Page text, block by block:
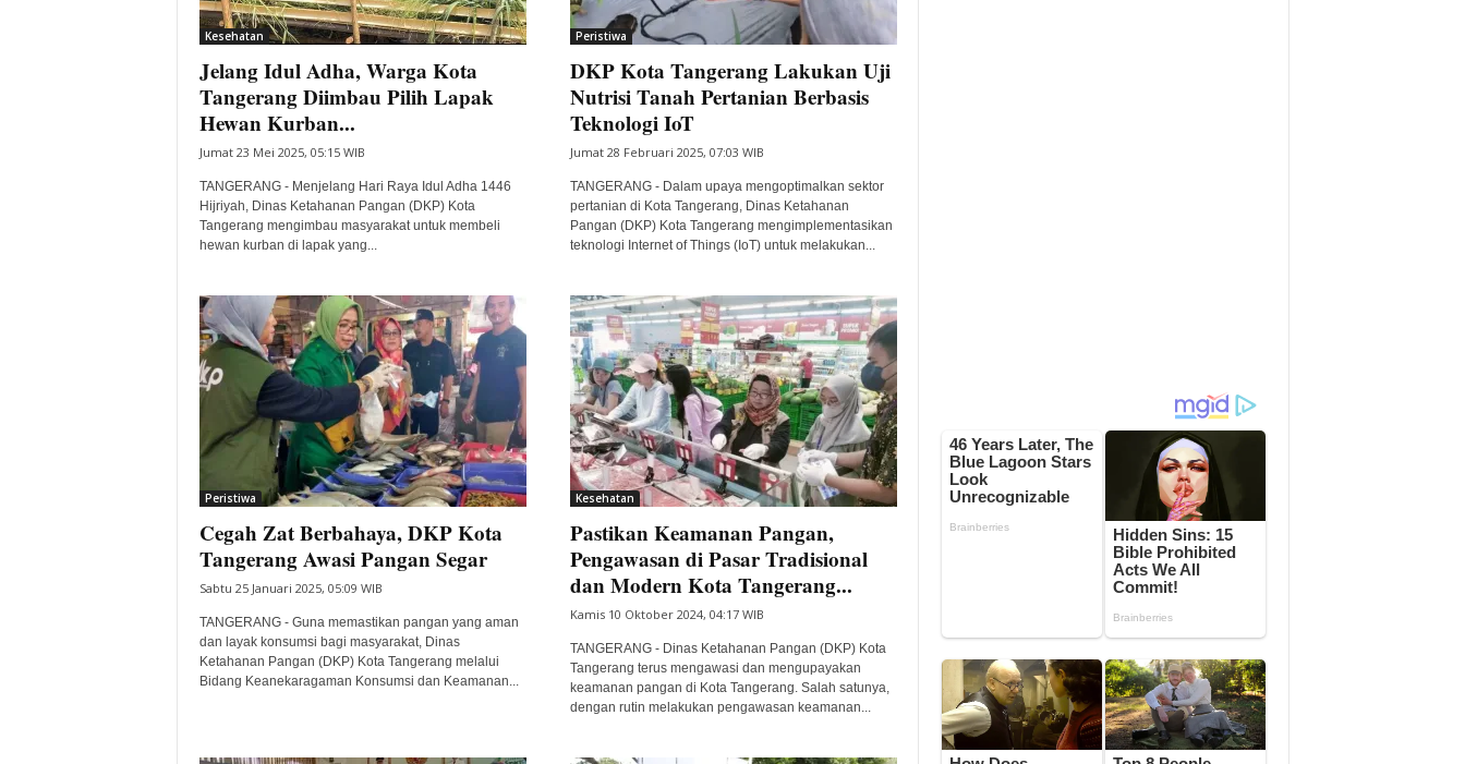
Kesehatan
Jelang Idul Adha, Warga Kota
Tangerang Diimbau Pilih Lapak
Hewan Kurban...
Jumat 23 Mei 2025, 05:15 WIB
TANGERANG - Menjelang Hari Raya Idul Adha 1446
Hijriyah, Dinas Ketahanan Pangan (DKP) Kota
Tangerang mengimbau masyarakat untuk membeli
hewan kurban di lapak yang...
Peristiwa
DKP Kota Tangerang Lakukan Uji
Nutrisi Tanah Pertanian Berbasis
Teknologi IoT
Jumat 28 Februari 2025, 07:03 WIB
TANGERANG - Dalam upaya mengoptimalkan sektor
pertanian di Kota Tangerang, Dinas Ketahanan
Pangan (DKP) Kota Tangerang mengimplementasikan
teknologi Internet of Things (IoT) untuk melakukan...
Peristiwa
Cegah Zat Berbahaya, DKP Kota
Tangerang Awasi Pangan Segar
Sabtu 25 Januari 2025, 05:09 WIB
TANGERANG - Guna memastikan pangan yang aman
dan layak konsumsi bagi masyarakat, Dinas
Ketahanan Pangan (DKP) Kota Tangerang melalui
Bidang Keanekaragaman Konsumsi dan Keamanan...
Kesehatan
Pastikan Keamanan Pangan,
Pengawasan di Pasar Tradisional
dan Modern Kota Tangerang...
Kamis 10 Oktober 2024, 04:17 WIB
TANGERANG - Dinas Ketahanan Pangan (DKP) Kota
Tangerang terus mengawasi dan mengupayakan
keamanan pangan di Kota Tangerang. Salah satunya,
dengan rutin melakukan pengawasan keamanan...